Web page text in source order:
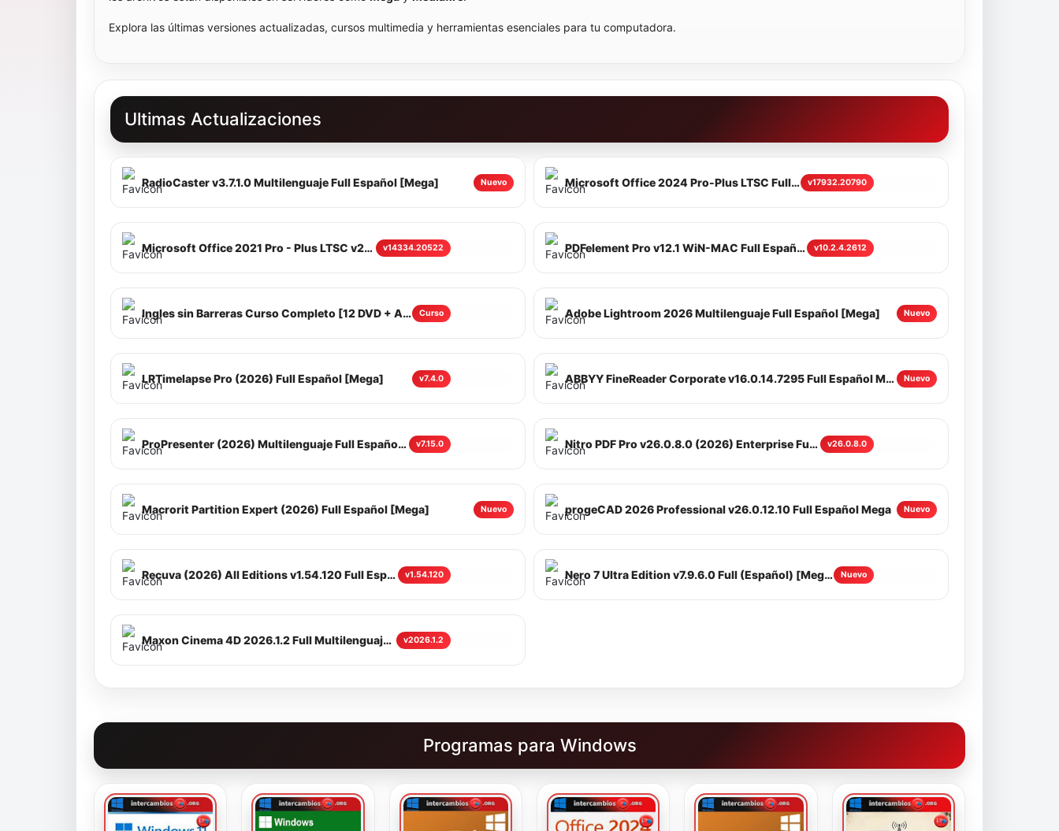
Explora las últimas versiones actualizadas, cursos multimedia y herramientas esenciales para tu computadora.
Ultimas Actualizaciones
RadioCaster v3.7.1.0 Multilenguaje Full Español [Mega] Nuevo Microsoft Office 2024 Pro-Plus LTSC Full Español Win-Mac v17932.20790
Microsoft Office 2021 Pro - Plus LTSC v2108 Full Español Mega v14334.20522 PDFelement Pro v12.1 WiN-MAC Full Español Mega v10.2.4.2612
Ingles sin Barreras Curso Completo [12 DVD + Audios] [Mega] Curso Adobe Lightroom 2026 Multilenguaje Full Español [Mega] Nuevo
LRTimelapse Pro (2026) Full Español [Mega] v7.4.0 ABBYY FineReader Corporate v16.0.14.7295 Full Español Mega Nuevo
ProPresenter (2026) Multilenguaje Full Español [Mega] v7.15.0 Nitro PDF Pro v26.0.8.0 (2026) Enterprise Full Español [Mega] v26.0.8.0
Macrorit Partition Expert (2026) Full Español [Mega] Nuevo progeCAD 2026 Professional v26.0.12.10 Full Español Mega Nuevo
Recuva (2026) All Editions v1.54.120 Full Español [Mega] v1.54.120 Nero 7 Ultra Edition v7.9.6.0 Full (Español) [Mega] Nuevo
Maxon Cinema 4D 2026.1.2 Full Multilenguaje Español Mega v2026.1.2
Programas para Windows